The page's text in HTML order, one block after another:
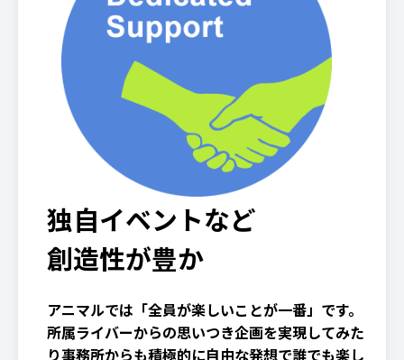
独自イベントなど
創造性が豊か
アニマルでは「全員が楽しいことが一番」です。
所属ライバーからの思いつき企画を実現してみた
り事務所からも積極的に自由な発想で誰でも楽し